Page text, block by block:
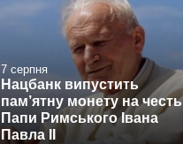
7 серпня
Нацбанк випустить
пам’ятну монету на честь
Папи Римського Івана
Павла II